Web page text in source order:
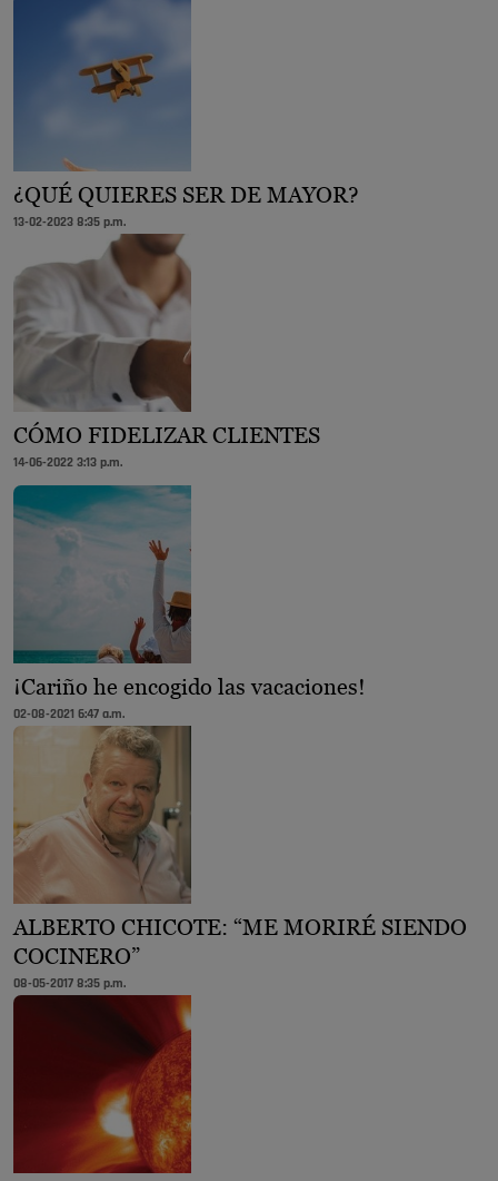
¿QUÉ QUIERES SER DE MAYOR?
13-02-2023 8:35 p.m.
CÓMO FIDELIZAR CLIENTES
14-06-2022 3:13 p.m.
¡Cariño he encogido las vacaciones!
02-08-2021 6:47 a.m.
ALBERTO CHICOTE: “ME MORIRÉ SIENDO
COCINERO”
08-05-2017 8:35 p.m.